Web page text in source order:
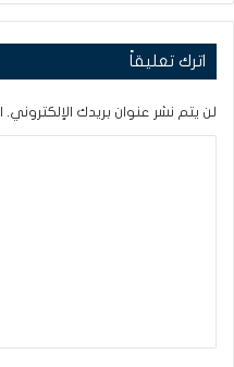
اترك تعليقاً
لن يتم نشر عنوان بريدك الإلكتروني.
ق